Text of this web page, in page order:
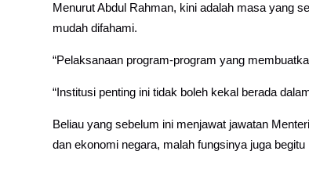
Menurut Abdul Rahman, kini adalah masa yang
mudah difahami.
“Pelaksanaan program-program yang
“Institusi penting ini tidak boleh kekal berada
Beliau yang sebelum ini menjawat jawatan
dan ekonomi negara, malah fungsinya juga begitu